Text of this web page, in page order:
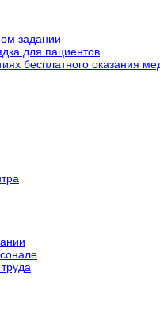
задании
для пациентов
бесплатного оказания